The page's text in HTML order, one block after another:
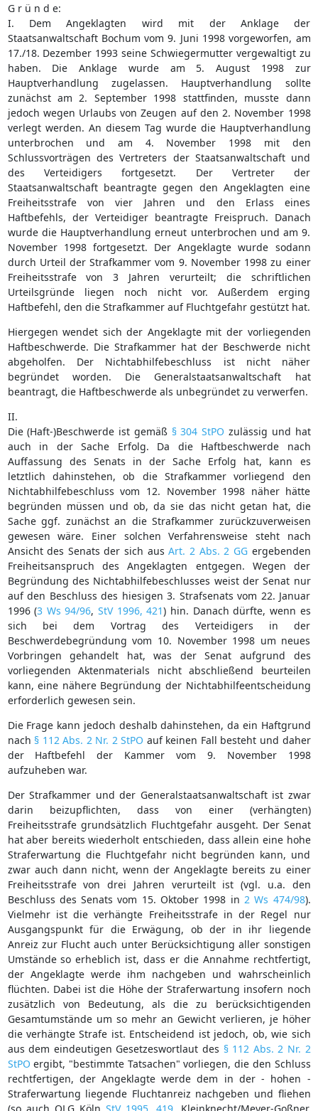
G r ü n d e:
I. Dem Angeklagten wird mit der Anklage der
Staatsanwaltschaft Bochum vom 9. Juni 1998 vorgeworfen, am
17./18. Dezember 1993 seine Schwiegermutter vergewaltigt zu
haben. Die Anklage wurde am 5. August 1998 zur
Hauptverhandlung zugelassen. Hauptverhandlung sollte
zunächst am 2. September 1998 stattfinden, musste dann
jedoch wegen Urlaubs von Zeugen auf den 2. November 1998
verlegt werden. An diesem Tag wurde die Hauptverhandlung
unterbrochen und am 4. November 1998 mit den
Schlussvorträgen des Vertreters der Staatsanwaltschaft und
des Verteidigers fortgesetzt. Der Vertreter der
Staatsanwaltschaft beantragte gegen den Angeklagten eine
Freiheitsstrafe von vier Jahren und den Erlass eines
Haftbefehls, der Verteidiger beantragte Freispruch. Danach
wurde die Hauptverhandlung erneut unterbrochen und am 9.
November 1998 fortgesetzt. Der Angeklagte wurde sodann
durch Urteil der Strafkammer vom 9. November 1998 zu einer
Freiheitsstrafe von 3 Jahren verurteilt; die schriftlichen
Urteilsgründe liegen noch nicht vor. Außerdem erging
Haftbefehl, den die Strafkammer auf Fluchtgefahr gestützt hat.
Hiergegen wendet sich der Angeklagte mit der vorliegenden
Haftbeschwerde. Die Strafkammer hat der Beschwerde nicht
abgeholfen. Der Nichtabhilfebeschluss ist nicht näher
begründet worden. Die Generalstaatsanwaltschaft hat
beantragt, die Haftbeschwerde als unbegründet zu verwerfen.
II.
Die (Haft-)Beschwerde ist gemäß § 304 StPO zulässig und hat
auch in der Sache Erfolg. Da die Haftbeschwerde nach
Auffassung des Senats in der Sache Erfolg hat, kann es
letztlich dahinstehen, ob die Strafkammer vorliegend den
Nichtabhilfebeschluss vom 12. November 1998 näher hätte
begründen müssen und ob, da sie das nicht getan hat, die
Sache ggf. zunächst an die Strafkammer zurückzuverweisen
gewesen wäre. Einer solchen Verfahrensweise steht nach
Ansicht des Senats der sich ausArt. 2 Abs. 2 GGergebenden
Freiheitsanspruch des Angeklagten entgegen. Wegen der
Begründung des Nichtabhilfebeschlusses weist der Senat nur
auf den Beschluss des hiesigen 3. Strafsenats vom 22. Januar
1996 (3 Ws 94/96,StV 1996, 421) hin. Danach dürfte, wenn es
sich bei dem Vortrag des Verteidigers in der
Beschwerdebegründung vom 10. November 1998 um neues
Vorbringen gehandelt hat, was der Senat aufgrund des
vorliegenden Aktenmaterials nicht abschließend beurteilen
kann, eine nähere Begründung der Nichtabhilfeentscheidung
erforderlich gewesen sein.
Die Frage kann jedoch deshalb dahinstehen, da ein Haftgrund
nach § 112 Abs. 2 Nr. 2 StPO auf keinen Fall besteht und daher
der Haftbefehl der Kammer vom 9. November 1998
aufzuheben war.
Der Strafkammer und der Generalstaatsanwaltschaft ist zwar
darin beizupflichten, dass von einer (verhängten)
Freiheitsstrafe grundsätzlich Fluchtgefahr ausgeht. Der Senat
hat aber bereits wiederholt entschieden, dass allein eine hohe
Straferwartung die Fluchtgefahr nicht begründen kann, und
zwar auch dann nicht, wenn der Angeklagte bereits zu einer
Freiheitsstrafe von drei Jahren verurteilt ist (vgl. u.a. den
Beschluss des Senats vom 15. Oktober 1998 in 2 Ws 474/98).
Vielmehr ist die verhängte Freiheitsstrafe in der Regel nur
Ausgangspunkt für die Erwägung, ob der in ihr liegende
Anreiz zur Flucht auch unter Berücksichtigung aller sonstigen
Umstände so erheblich ist, dass er die Annahme rechtfertigt,
der Angeklagte werde ihm nachgeben und wahrscheinlich
flüchten. Dabei ist die Höhe der Straferwartung insofern noch
zusätzlich von Bedeutung, als die zu berücksichtigenden
Gesamtumstände um so mehr an Gewicht verlieren, je höher
die verhängte Strafe ist. Entscheidend ist jedoch, ob, wie sich
aus dem eindeutigen Gesetzeswortlaut des § 112 Abs. 2 Nr. 2
StPO ergibt, "bestimmte Tatsachen" vorliegen, die den Schluss
rechtfertigen, der Angeklagte werde dem in der - hohen -
Straferwartung liegende Fluchtanreiz nachgeben und fliehen
(so auch OLG Köln StV 1995, 419, Kleinknecht/Meyer-Goßner,